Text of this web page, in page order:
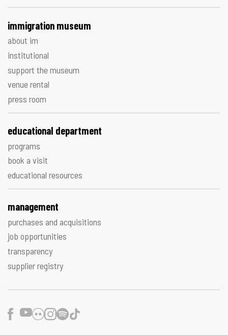
immigration museum
about im
institutional
support the museum
venue rental
press room
educational department
programs
book a visit
educational resources
management
purchases and acquisitions
job opportunities
transparency
supplier registry
Facebook
Youtube
FlickrInstagram
Spotify
TikTok